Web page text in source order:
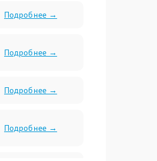
Подробнее →
Подробнее →
Подробнее →
Подробнее →